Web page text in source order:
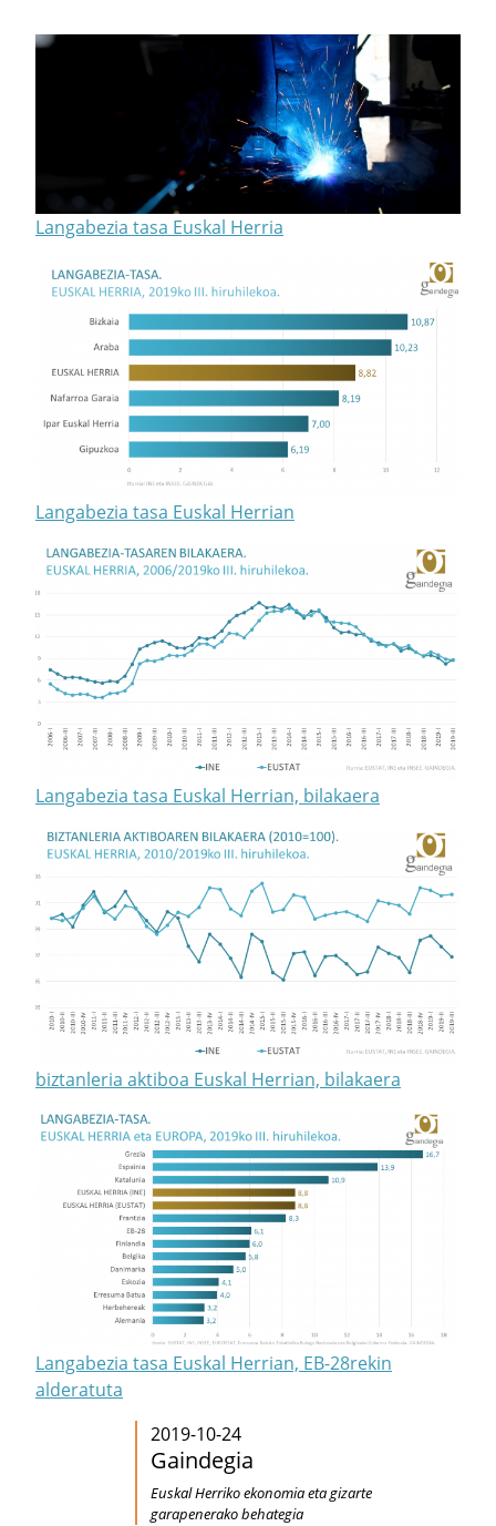
Langabezia tasa Euskal Herria
Langabezia tasa Euskal Herrian
Langabezia tasa Euskal Herrian, bilakaera
biztanleria aktiboa Euskal Herrian, bilakaera
Langabezia tasa Euskal Herrian, EB-28rekin
alderatuta
2019-10-24
Gaindegia
Euskal Herriko ekonomia eta gizarte
garapenerako behategia